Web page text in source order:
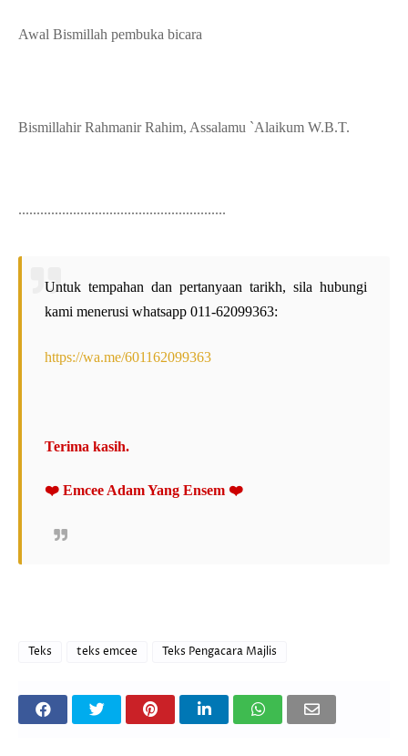
Awal Bismillah pembuka bicara
Bismillahir Rahmanir Rahim, Assalamu `Alaikum W.B.T.
.........................................................
Untuk tempahan dan pertanyaan tarikh, sila hubungi
kami menerusi whatsapp 011-62099363:
https://wa.me/601162099363
Terima kasih.
❤️ Emcee Adam Yang Ensem ❤️
Teks teks emcee Teks Pengacara Majlis